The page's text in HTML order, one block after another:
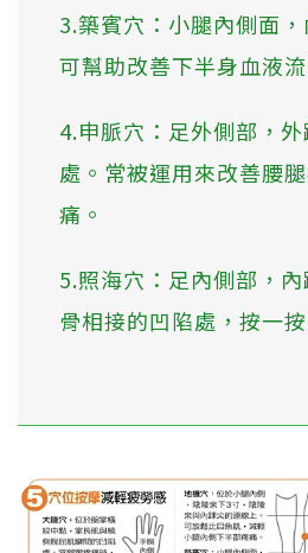
3.築賓穴：小腿內側面，
可幫助改善下半身血液流
4.申脈穴：足外側部，
處。常被運用來改善腰
痛。
5.照海穴：足內側部，
骨相接的凹陷處，按一